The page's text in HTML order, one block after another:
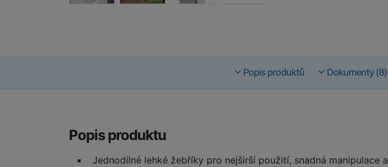
Popis produktů Dokumenty (8)
Popis produktu
Jednodílné lehké žebříky pro nejširší použití, snadná manipulace a